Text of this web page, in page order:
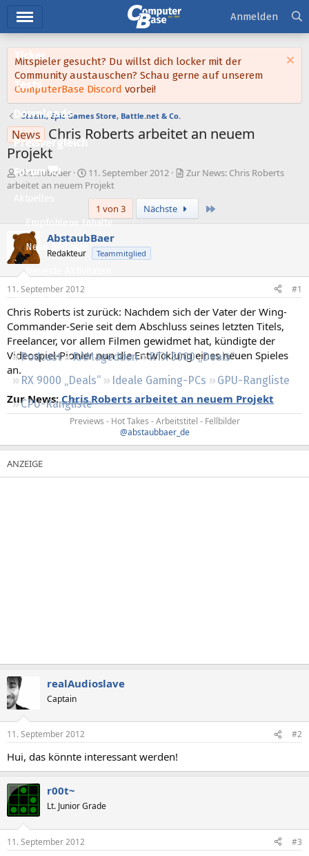
Ticker
Tests
Downloads
Preisvergleich
Forum
Empfohlene Inhalte
Neue Beiträge
Neueste Aktivitäten
Leserartikel
Regeln
Podcast RAMageddon
RTX 5000 „Deals“
RX 9000 „Deals“
Ideale Gaming-PCs
GPU-Rangliste
CPU-Rangliste
Anmelden
Mitspieler gesucht? Du willst dich locker mit der
Community austauschen? Schau gerne auf unserem
ComputerBase Discord vorbei!
Steam, Epic Games Store, Battle.net & Co.
News Chris Roberts arbeitet an neuem
Projekt
E
r
l
l
e
r
AbstaubBaer
E
r
s
e
l
11. September 2012
Zur News: Chris Roberts
arbeitet an neuem Projekt
1 von 3
Nächste
AbstaubBaer
Redakteur Teammitglied
11. September 2012 #1
Chris Roberts ist zurück: Nachdem sich der Vater der Wing-
Commander-Serie seit dem Abschluss seines letzten Titels,
Freelancer, vor allem Filmen gewidmet hat, kündigte der
Videospiel-Pionier nun die Entwicklung eines neuen Spieles
an.
Zur News:Chris Roberts arbeitet an neuem Projekt
Previews - Hot Takes - Arbeitstitel - Fellbilder
@abstaubbaer_de
realAudioslave
Captain
11. September 2012 #2
Hui, das könnte interessant werden!
r00t~
Lt. Junior Grade
11. September 2012 #3